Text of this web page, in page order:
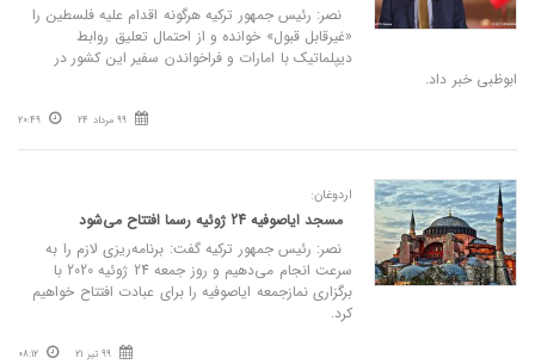
نصر: رئیس جمهور ترکیه هرگونه اقدام علیه فلسطین را
«غیرقابل قبول» خوانده و از احتمال تعلیق روابط
دیپلماتیک با امارات و فراخواندن سفیر این کشور در
ابوظبی خبر داد.
99 مرداد 24 20:49
اردوغان:
مسجد ایاصوفیه 24 ژوئیه رسما افتتاح می‌شود
نصر: رئیس جمهور ترکیه گفت: برنامه‌ریزی لازم را به
سرعت انجام می‌دهیم و روز جمعه 24 ژوئیه 2020 با
برگزاری نمازجمعه ایاصوفیه را برای عبادت افتتاح خواهیم
کرد.
99 تیر 21 08:12